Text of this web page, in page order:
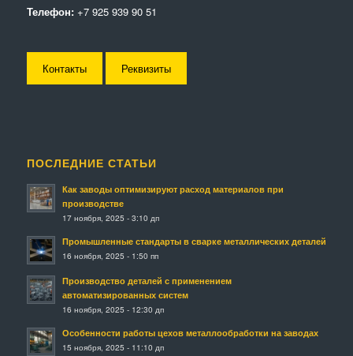
Телефон: +7 925 939 90 51
Контакты Реквизиты
ПОСЛЕДНИЕ СТАТЬИ
Как заводы оптимизируют расход материалов при
производстве
17 ноября, 2025 - 3:10 дп
Промышленные стандарты в сварке металлических деталей
16 ноября, 2025 - 1:50 пп
Производство деталей с применением
автоматизированных систем
16 ноября, 2025 - 12:30 дп
Особенности работы цехов металлообработки на заводах
15 ноября, 2025 - 11:10 дп